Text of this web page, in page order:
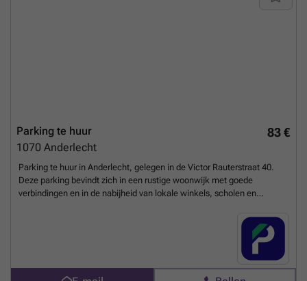
83 €
Parking te huur
1070 Anderlecht
Parking te huur in Anderlecht, gelegen in de Victor Rauterstraat 40.
Deze parking bevindt zich in een rustige woonwijk met goede
verbindingen en in de nabijheid van lokale winkels, scholen en
ideale oplossing is voor bewoners, werknemers of pendelaars die op
zoek zijn naar een veilige parkeerplaats. De parking is overdekt en
geschikt voor dagelijks gebruik, met mogelijkheden voor H24-, dag- of
nachtformules. Reserveer vandaag nog uw plaats en maak het
parkeren in deze levendige buurt van Anderlecht eenvoudiger. U kunt